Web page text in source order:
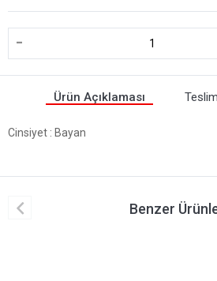
-
Ürün Açıklaması
Cinsiyet : Bayan
Benzer